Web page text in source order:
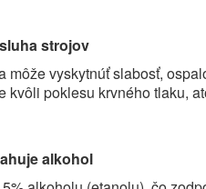
strojov
môže vyskytnúť slabosť,
kvôli poklesu krvného tlaku,
alkohol